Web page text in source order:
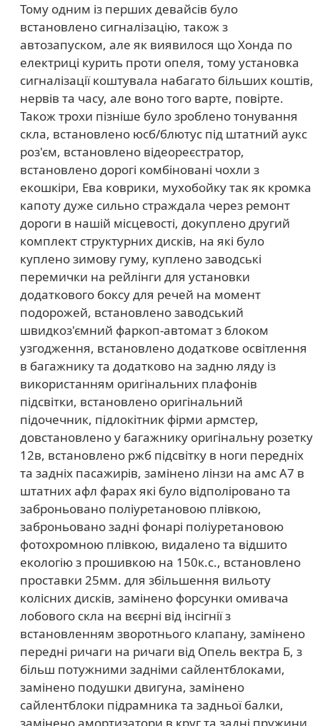
Тому одним із перших девайсів було
встановлено сигналізацію, також з
автозапуском, але як виявилося що Хонда по
електриці курить проти опеля, тому установка
сигналізації коштувала набагато більших коштів,
нервів та часу, але воно того варте, повірте.
Також трохи пізніше було зроблено тонування
скла, встановлено юсб/блютус під штатний аукс
роз'єм, встановлено відеореєстратор,
встановлено дорогі комбіновані чохли з
екошкіри, Ева коврики, мухобойку так як кромка
капоту дуже сильно страждала через ремонт
дороги в нашій місцевості, докуплено другий
комплект структурних дисків, на які було
куплено зимову гуму, куплено заводські
перемички на рейлінги для установки
додаткового боксу для речей на момент
подорожей, встановлено заводський
швидкоз'ємний фаркоп-автомат з блоком
узгодження, встановлено додаткове освітлення
в багажнику та додатково на задню ляду із
використанням оригінальних плафонів
підсвітки, встановлено оригінальний
підочечник, підлокітник фірми армстер,
довстановлено у багажнику оригінальну розетку
12в, встановлено ржб підсвітку в ноги передніх
та задніх пасажирів, замінено лінзи на амс А7 в
штатних афл фарах які було відполіровано та
заброньовано поліуретановою плівкою,
заброньовано задні фонарі поліуретановою
фотохромною плівкою, видалено та відшито
екологію з прошивкою на 150к.с., встановлено
проставки 25мм. для збільшення вильоту
колісних дисків, замінено форсунки омивача
лобового скла на вєєрні від інсігнії з
встановленням зворотнього клапану, замінено
передні ричаги на ричаги від Опель вектра Б, з
більш потужними задніми сайлентблоками,
замінено подушки двигуна, замінено
сайлентблоки підрамника та задньої балки,